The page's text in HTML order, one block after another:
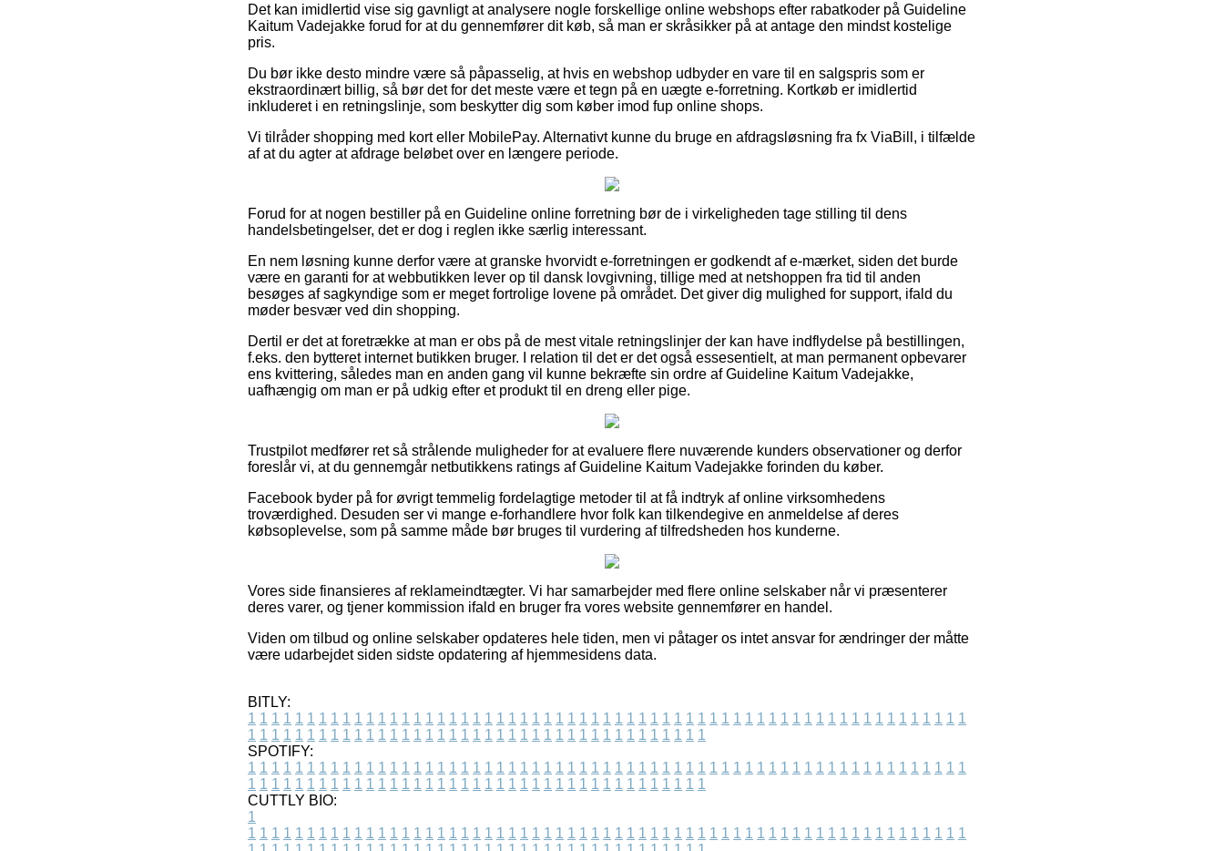
Det kan imidlertid vise sig gavnligt at analysere nogle forskellige online webshops efter rabatkoder på Guideline
Kaitum Vadejakke forud for at du gennemfører dit køb, så man er skråsikker på at antage den mindst kostelige
pris.
Du bør ikke desto mindre være så påpasselig, at hvis en webshop udbyder en vare til en salgspris som er
ekstraordinært billig, så bør det for det meste være et tegn på en uægte e-forretning. Kortkøb er imidlertid
inkluderet i en retningslinje, som beskytter dig som køber imod fup online shops.
Vi tilråder shopping med kort eller MobilePay. Alternativt kunne du bruge en afdragsløsning fra fx ViaBill, i tilfælde
af at du agter at afdrage beløbet over en længere periode.
Forud for at nogen bestiller på en Guideline online forretning bør de i virkeligheden tage stilling til dens
handelsbetingelser, det er dog i reglen ikke særlig interessant.
En nem løsning kunne derfor være at granske hvorvidt e-forretningen er godkendt af e-mærket, siden det burde
være en garanti for at webbutikken lever op til dansk lovgivning, tillige med at netshoppen fra tid til anden
besøges af sagkyndige som er meget fortrolige lovene på området. Det giver dig mulighed for support, ifald du
møder besvær ved din shopping.
Dertil er det at foretrække at man er obs på de mest vitale retningslinjer der kan have indflydelse på bestillingen,
f.eks. den bytteret internet butikken bruger. I relation til det er det også essesentielt, at man permanent opbevarer
ens kvittering, således man en anden gang vil kunne bekræfte sin ordre af Guideline Kaitum Vadejakke,
uafhængig om man er på udkig efter et produkt til en dreng eller pige.
Trustpilot medfører ret så strålende muligheder for at evaluere flere nuværende kunders observationer og derfor
foreslår vi, at du gennemgår netbutikkens ratings af Guideline Kaitum Vadejakke forinden du køber.
Facebook byder på for øvrigt temmelig fordelagtige metoder til at få indtryk af online virksomhedens
troværdighed. Desuden ser vi mange e-forhandlere hvor folk kan tilkendegive en anmeldelse af deres
købsoplevelse, som på samme måde bør bruges til vurdering af tilfredsheden hos kunderne.
Vores side finansieres af reklameindtægter. Vi har samarbejder med flere online selskaber når vi præsenterer
deres varer, og tjener kommission ifald en bruger fra vores website gennemfører en handel.
Viden om tilbud og online selskaber opdateres hele tiden, men vi påtager os intet ansvar for ændringer der måtte
være udarbejdet siden sidste opdatering af hjemmesidens data.
BITLY:
1 1 1 1 1 1 1 1 1 1 1 1 1 1 1 1 1 1 1 1 1 1 1 1 1 1 1 1 1 1 1 1 1 1 1 1 1 1 1 1 1 1 1 1 1 1 1 1 1 1 1 1 1 1 1 1 1 1 1 1 1
1 1 1 1 1 1 1 1 1 1 1 1 1 1 1 1 1 1 1 1 1 1 1 1 1 1 1 1 1 1 1 1 1 1 1 1 1 1 1
SPOTIFY:
1 1 1 1 1 1 1 1 1 1 1 1 1 1 1 1 1 1 1 1 1 1 1 1 1 1 1 1 1 1 1 1 1 1 1 1 1 1 1 1 1 1 1 1 1 1 1 1 1 1 1 1 1 1 1 1 1 1 1 1 1
1 1 1 1 1 1 1 1 1 1 1 1 1 1 1 1 1 1 1 1 1 1 1 1 1 1 1 1 1 1 1 1 1 1 1 1 1 1 1
CUTTLY BIO:
1
1 1 1 1 1 1 1 1 1 1 1 1 1 1 1 1 1 1 1 1 1 1 1 1 1 1 1 1 1 1 1 1 1 1 1 1 1 1 1 1 1 1 1 1 1 1 1 1 1 1 1 1 1 1 1 1 1 1 1 1 1